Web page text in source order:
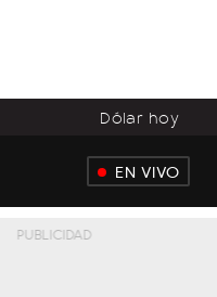
Dólar hoy
EN VIVO